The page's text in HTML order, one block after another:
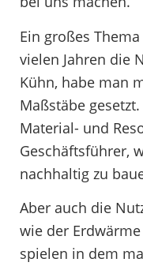
Ein großes
vielen Jahren die
Kühn, habe man
Maßstäbe
Material- und
Geschäftsführer,
nachhaltig zu
Aber auch die
wie der
spielen in dem